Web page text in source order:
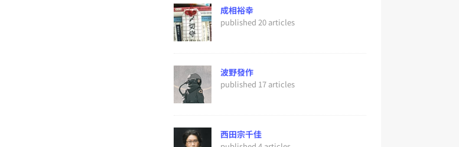
成相裕幸
published 20 articles
波野發作
published 17 articles
西田宗千佳